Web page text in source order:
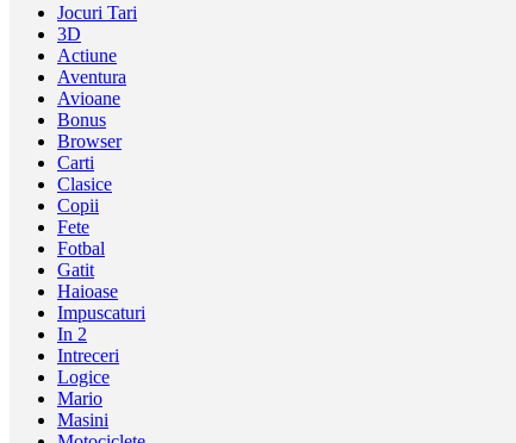
Jocuri Tari
3D
Actiune
Aventura
Avioane
Bonus
Browser
Carti
Clasice
Copii
Fete
Fotbal
Gatit
Haioase
Impuscaturi
In 2
Intreceri
Logice
Mario
Masini